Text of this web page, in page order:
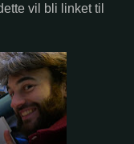
vil bli linket til